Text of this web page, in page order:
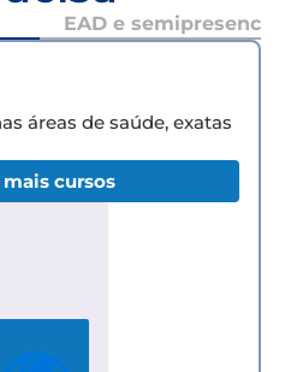
EAD e semipresencial
áreas de saúde, exatas
cursos